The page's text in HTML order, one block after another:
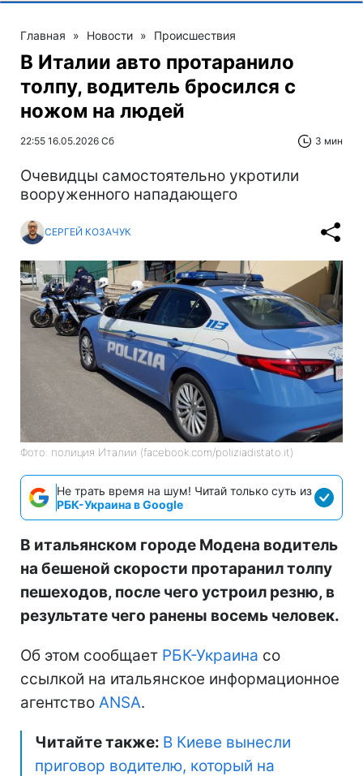
Главная » Новости » Происшествия
В Италии авто протаранило
толпу, водитель бросился с
ножом на людей
22:55 16.05.2026 Сб 3 мин
Очевидцы самостоятельно укротили
вооруженного нападающего
СЕРГЕЙ КОЗАЧУК
Фото: полиция Италии (facebook.com/poliziadistato.it)
Не трать время на шум! Читай только суть из
РБК-Украина в Google
В итальянском городе Модена водитель
на бешеной скорости протаранил толпу
пешеходов, после чего устроил резню, в
результате чего ранены восемь человек.
Об этом сообщает РБК-Украина со
ссылкой на итальянское информационное
агентство ANSA.
Читайте также: В Киеве вынесли
приговор водителю, который на